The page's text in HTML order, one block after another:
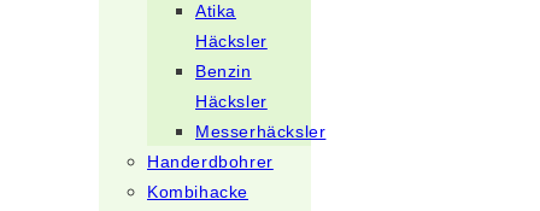
Atika
Häcksler
Benzin
Häcksler
Messerhäcksler
Handerdbohrer
Kombihacke